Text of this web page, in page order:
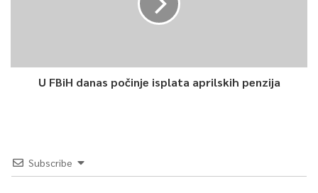
U FBiH danas počinje isplata aprilskih penzija
Subscribe